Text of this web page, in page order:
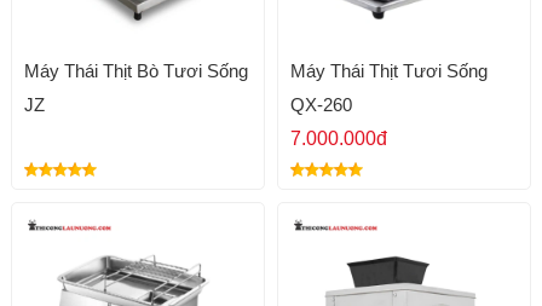
Máy Thái Thịt Bò Tươi Sống
JZ
Máy Thái Thịt Tươi Sống
QX-260
7.000.000đ